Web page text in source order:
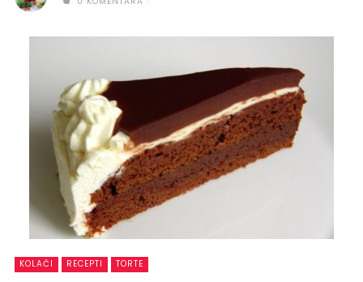
KOLAČI RECEPTI TORTE